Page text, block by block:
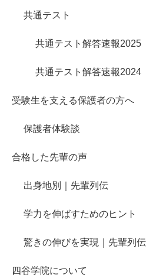
共通テスト
共通テスト解答速報2025
共通テスト解答速報2024
受験生を支える保護者の方へ
保護者体験談
合格した先輩の声
出身地別｜先輩列伝
学力を伸ばすためのヒント
驚きの伸びを実現｜先輩列伝
四谷学院について